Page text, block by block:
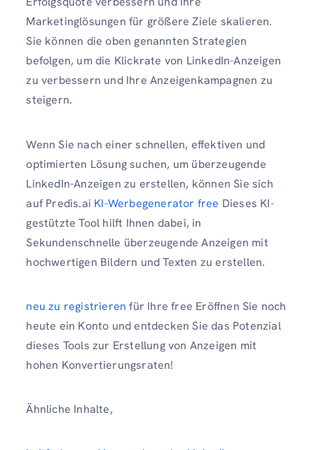
Marketinglösungen für größere Ziele skalieren.
Sie können die oben genannten Strategien
befolgen, um die Klickrate von LinkedIn-Anzeigen
zu verbessern und Ihre Anzeigenkampagnen zu
steigern.
Wenn Sie nach einer schnellen, effektiven und
optimierten Lösung suchen, um überzeugende
LinkedIn-Anzeigen zu erstellen, können Sie sich
auf Predis.ai KI-Werbegenerator free Dieses KI-
gestützte Tool hilft Ihnen dabei, in
Sekundenschnelle überzeugende Anzeigen mit
hochwertigen Bildern und Texten zu erstellen.
neu zu registrieren für Ihre free Eröffnen Sie noch
heute ein Konto und entdecken Sie das Potenzial
dieses Tools zur Erstellung von Anzeigen mit
hohen Konvertierungsraten!
Ähnliche Inhalte,